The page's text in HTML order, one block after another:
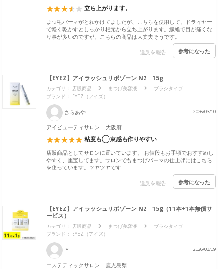
立ち上がります。
まつ毛パーマがとれかけてましたが、こちらを使用して、ドライヤー
で軽く乾かすとしっかり根元から立ち上がります。繊維で目が痛くな
り事が多いのですが、こちらの商品は大丈夫そうです。
違反を報告 参考になった
【EYEZ】アイラッシュリポゾーン N2 15g
カテゴリ： 店販商品 まつげ美容液
ブラシタイプ
ブランド： EYEZ（アイズ）
さらあや 2026/03/10
アイビューティサロン 大阪府
粘度も◯束感も作りやすい
店販商品としてサロンに置いています。 お値段もお手頃でおすすめし
やすく、重宝してます。サロンでもまつげパーマの仕上げにはこちら
を使っています。ツヤツヤです
違反を報告 参考になった
【EYEZ】アイラッシュリポゾーン N2 15g（11本+1本無償サ
ービス）
カテゴリ： 店販商品 まつげ美容液
ブラシタイプ
ブランド： EYEZ（アイズ）
Ｙ 2026/03/09
エステティックサロン 鹿児島県